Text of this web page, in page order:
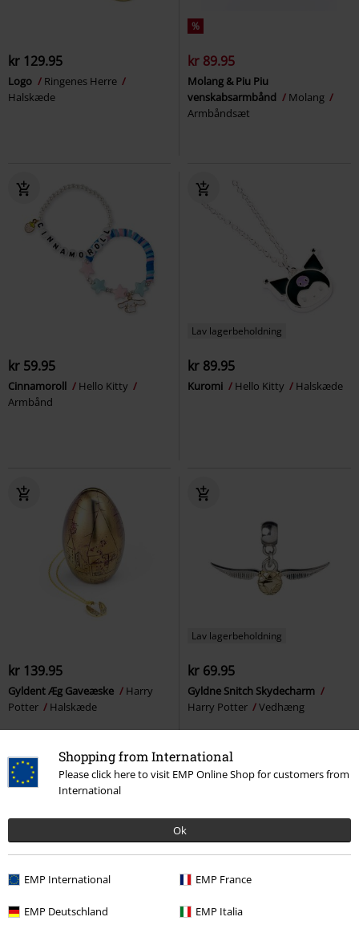
Shopping from International
Please click here to visit EMP Online Shop for customers from
International
Ok
EMP International EMP France
EMP Deutschland EMP Italia
kr 129.95
Logo
Ringenes Herre
Halskæde
%
kr 89.95
Molang & Piu Piu
venskabsarmbånd
Molang
Armbåndsæt
kr 59.95
Cinnamoroll
Hello Kitty
Armbånd
Lav lagerbeholdning
kr 89.95
Kuromi Hello Kitty Halskæde
kr 139.95
Gyldent Æg Gaveæske
Harry
Potter
Halskæde
Lav lagerbeholdning
kr 69.95
Gyldne Snitch Skydecharm
Harry Potter
Vedhæng